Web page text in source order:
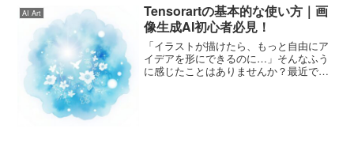
AI Art
Tensorartの基本的な使い方｜画
像生成AI初心者必見！
「イラストが描けたら、もっと自由にア
イデアを形にできるのに…」そんなふう
に感じたことはありませんか？最近で